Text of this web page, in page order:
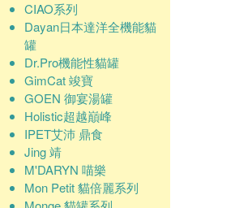
CIAO系列
Dayan日本達洋全機能貓
罐
Dr.Pro機能性貓罐
GimCat 竣寶
GOEN 御宴湯罐
Holistic超越巔峰
IPET艾沛 鼎食
Jing 靖
M'DARYN 喵樂
Mon Petit 貓倍麗系列